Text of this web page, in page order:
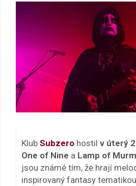
Klub Subzero hostil v úterý
One of Nine a Lamp of
jsou známé tím, že hrají
inspirovaný fantasy